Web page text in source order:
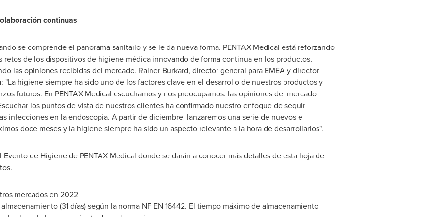
continuas
se comprende el panorama sanitario y se le da nueva forma. PENTAX Medical está reforzando
retos de los dispositivos de higiene médica innovando de forma continua en los productos,
las opiniones recibidas del mercado. Rainer Burkard, director general para EMEA y director
"La higiene siempre ha sido uno de los factores clave en el desarrollo de nuestros productos y
futuros. En PENTAX Medical escuchamos y nos preocupamos: las opiniones del mercado
los puntos de vista de nuestros clientes ha confirmado nuestro enfoque de seguir
infecciones en la endoscopia. A partir de diciembre, lanzaremos una serie de nuevos e
doce meses y la higiene siempre ha sido un aspecto relevante a la hora de desarrollarlos".
de Higiene de PENTAX Medical donde se darán a conocer más detalles de esta hoja de
mercados en 2022
(31 días) según la norma NF EN 16442. El tiempo máximo de almacenamiento